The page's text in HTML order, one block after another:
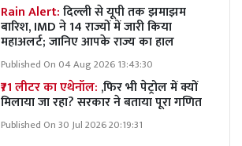
Rain Alert:दिल्ली से यूपी तक झमाझम
बारिश, IMD ने 14 राज्यों में जारी किया
महाअलर्ट; जानिए आपके राज्य का हाल
Published On 04 Aug 2026 13:43:30
₹71 लीटर का एथेनॉल: ,फिर भी पेट्रोल में क्यों
मिलाया जा रहा? सरकार ने बताया पूरा गणित
Published On 30 Jul 2026 20:19:31